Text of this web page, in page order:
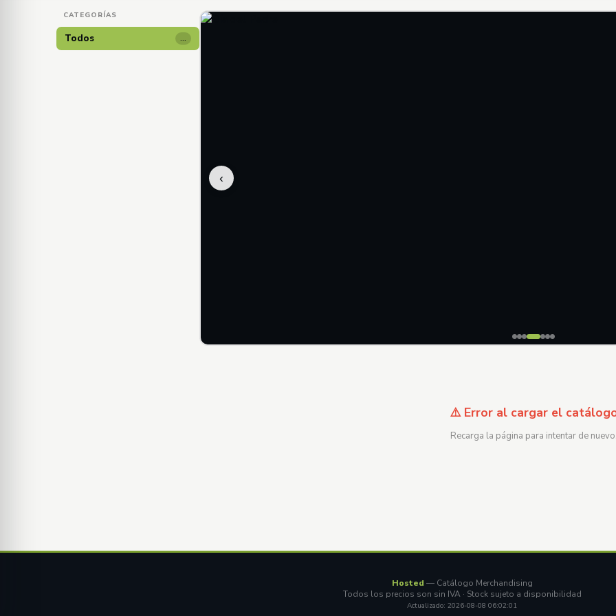
CATEGORÍAS
Todos …
‹
⚠️ Error al cargar el
Recarga la página para intentar de
Hosted — Catálogo Merchandising
Todos los precios son sin IVA · Stock sujeto a disponibilidad
Actualizado: 2026-08-08 06:02:01